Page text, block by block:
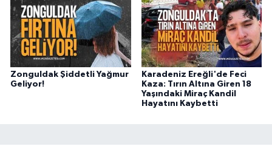
Zonguldak Şiddetli Yağmur
Geliyor!
Karadeniz Ereğli'de Feci
Kaza: Tırın Altına Giren 18
Yaşındaki Miraç Kandil
Hayatını Kaybetti